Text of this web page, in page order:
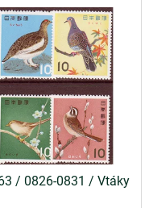
/ 0826-0831 / Vtáky